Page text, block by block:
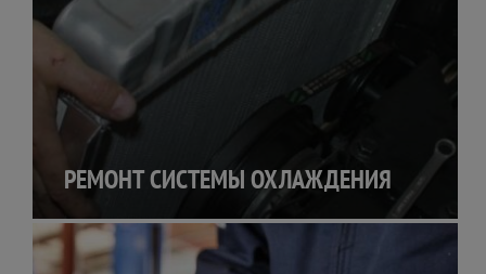
РЕМОНТ СИСТЕМЫ ОХЛАЖДЕНИЯ